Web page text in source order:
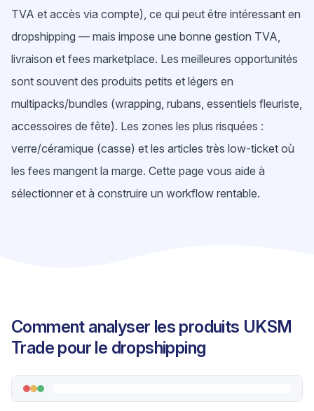
TVA et accès via compte), ce qui peut être intéressant en
dropshipping — mais impose une bonne gestion TVA,
livraison et fees marketplace. Les meilleures opportunités
sont souvent des produits petits et légers en
multipacks/bundles (wrapping, rubans, essentiels fleuriste,
accessoires de fête). Les zones les plus risquées :
verre/céramique (casse) et les articles très low-ticket où
les fees mangent la marge. Cette page vous aide à
sélectionner et à construire un workflow rentable.
Comment analyser les produits UKSM
Trade pour le dropshipping